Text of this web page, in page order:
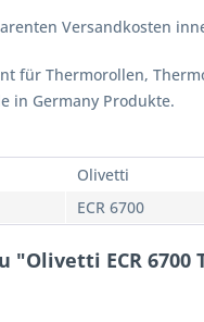
Versandkosten
für Thermorollen,
in Germany Produkte.
Olivetti
ECR 6700
"Olivetti ECR